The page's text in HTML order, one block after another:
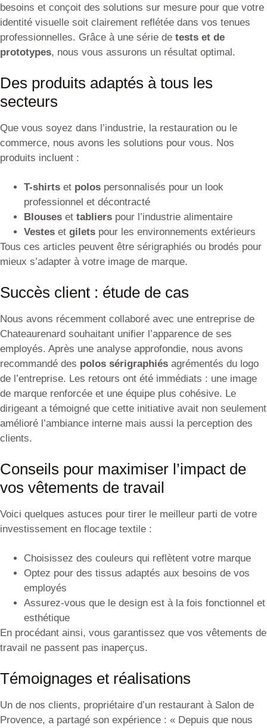
besoins et conçoit des solutions sur mesure pour que votre
identité visuelle soit clairement reflétée dans vos tenues
professionnelles. Grâce à une série de tests et de
prototypes, nous vous assurons un résultat optimal.
Des produits adaptés à tous les
secteurs
Que vous soyez dans l’industrie, la restauration ou le
commerce, nous avons les solutions pour vous. Nos
produits incluent :
T-shirts et polos personnalisés pour un look
professionnel et décontracté
Blouses et tabliers pour l’industrie alimentaire
Vestes et gilets pour les environnements extérieurs
Tous ces articles peuvent être sérigraphiés ou brodés pour
mieux s’adapter à votre image de marque.
Succès client : étude de cas
Nous avons récemment collaboré avec une entreprise de
Chateaurenard souhaitant unifier l’apparence de ses
employés. Après une analyse approfondie, nous avons
recommandé des polos sérigraphiés agrémentés du logo
de l’entreprise. Les retours ont été immédiats : une image
de marque renforcée et une équipe plus cohésive. Le
dirigeant a témoigné que cette initiative avait non seulement
amélioré l’ambiance interne mais aussi la perception des
clients.
Conseils pour maximiser l’impact de
vos vêtements de travail
Voici quelques astuces pour tirer le meilleur parti de votre
investissement en flocage textile :
Choisissez des couleurs qui reflètent votre marque
Optez pour des tissus adaptés aux besoins de vos
employés
Assurez-vous que le design est à la fois fonctionnel et
esthétique
En procédant ainsi, vous garantissez que vos vêtements de
travail ne passent pas inaperçus.
Témoignages et réalisations
Un de nos clients, propriétaire d’un restaurant à Salon de
Provence, a partagé son expérience : « Depuis que nous